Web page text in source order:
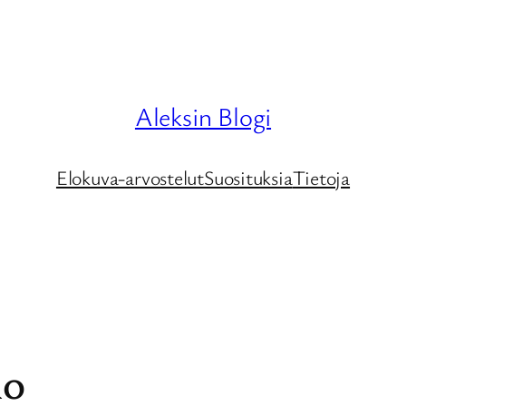
Aleksin Blogi
Elokuva-arvostelutSuosituksiaTietoja